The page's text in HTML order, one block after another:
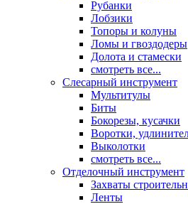
Рубанки
Лобзики
Топоры и колуны
Ломы и гвоздодеры
Долота и стамески
смотреть все...
Слесарный инструмент
Мультитулы
Биты
Бокорезы, кусачки
Воротки,
Выколотки
смотреть все...
Отделочный инструмент
Захваты
Ленты